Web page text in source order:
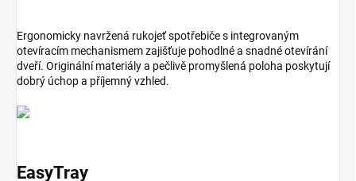
Ergonomicky navržená rukojeť spotřebiče s integrovaným
otevíracím mechanismem zajišťuje pohodlné a snadné otevírání
dveří. Originální materiály a pečlivě promyšlená poloha poskytují
dobrý úchop a příjemný vzhled.
EasyTray